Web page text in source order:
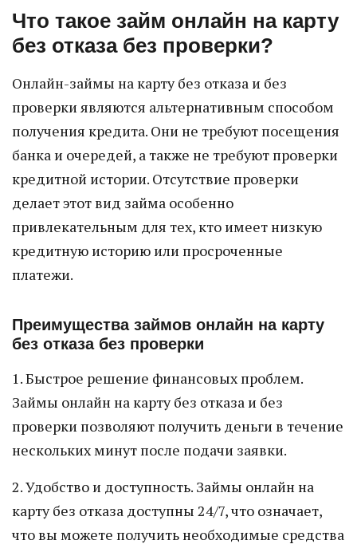
Что такое займ онлайн на карту
без отказа без проверки?
Онлайн-займы на карту без отказа и без
проверки являются альтернативным способом
получения кредита. Они не требуют посещения
банка и очередей, а также не требуют проверки
кредитной истории. Отсутствие проверки
делает этот вид займа особенно
привлекательным для тех, кто имеет низкую
кредитную историю или просроченные
платежи.
Преимущества займов онлайн на карту
без отказа без проверки
1. Быстрое решение финансовых проблем.
Займы онлайн на карту без отказа и без
проверки позволяют получить деньги в течение
нескольких минут после подачи заявки.
2. Удобство и доступность. Займы онлайн на
карту без отказа доступны 24/7, что означает,
что вы можете получить необходимые средства